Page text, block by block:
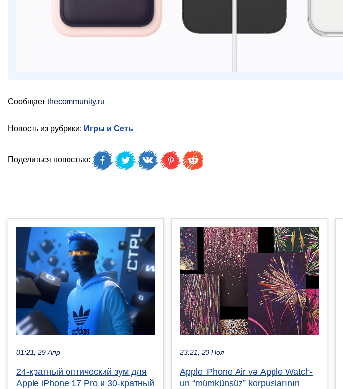
Сообщает thecommunity.ru
Новость из рубрики: Игры и Сеть
Поделиться новостью:
01:21, 29 Апр
24-кратный оптический зум для
Apple iPhone 17 Pro и 30-кратный
23:21, 20 Ноя
Apple iPhone Air və Apple Watch-
un “mümkünsüz” korpuslarının